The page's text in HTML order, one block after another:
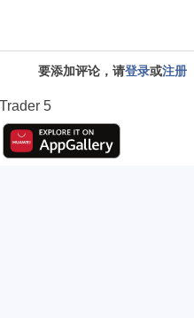
要添加评论，请登录或注册
5